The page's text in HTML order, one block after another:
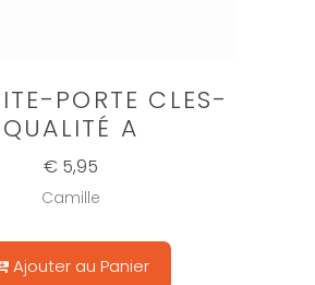
PORTE CLES-
QUALITÉ A
€ 5,95
Camille
Ajouter au Panier